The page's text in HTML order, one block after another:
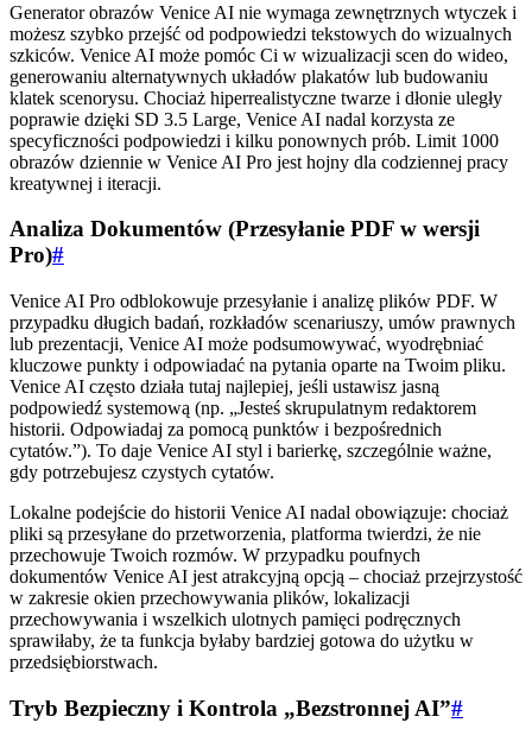
Generator obrazów Venice AI nie wymaga zewnętrznych wtyczek i
możesz szybko przejść od podpowiedzi tekstowych do wizualnych
szkiców. Venice AI może pomóc Ci w wizualizacji scen do wideo,
generowaniu alternatywnych układów plakatów lub budowaniu
klatek scenorysu. Chociaż hiperrealistyczne twarze i dłonie uległy
poprawie dzięki SD 3.5 Large, Venice AI nadal korzysta ze
specyficzności podpowiedzi i kilku ponownych prób. Limit 1000
obrazów dziennie w Venice AI Pro jest hojny dla codziennej pracy
kreatywnej i iteracji.
Analiza Dokumentów (Przesyłanie PDF w wersji
Pro)#
Venice AI Pro odblokowuje przesyłanie i analizę plików PDF. W
przypadku długich badań, rozkładów scenariuszy, umów prawnych
lub prezentacji, Venice AI może podsumowywać, wyodrębniać
kluczowe punkty i odpowiadać na pytania oparte na Twoim pliku.
Venice AI często działa tutaj najlepiej, jeśli ustawisz jasną
podpowiedź systemową (np. „Jesteś skrupulatnym redaktorem
historii. Odpowiadaj za pomocą punktów i bezpośrednich
cytatów.”). To daje Venice AI styl i barierkę, szczególnie ważne,
gdy potrzebujesz czystych cytatów.
Lokalne podejście do historii Venice AI nadal obowiązuje: chociaż
pliki są przesyłane do przetworzenia, platforma twierdzi, że nie
przechowuje Twoich rozmów. W przypadku poufnych
dokumentów Venice AI jest atrakcyjną opcją – chociaż przejrzystość
w zakresie okien przechowywania plików, lokalizacji
przechowywania i wszelkich ulotnych pamięci podręcznych
sprawiłaby, że ta funkcja byłaby bardziej gotowa do użytku w
przedsiębiorstwach.
Tryb Bezpieczny i Kontrola „Bezstronnej AI”#